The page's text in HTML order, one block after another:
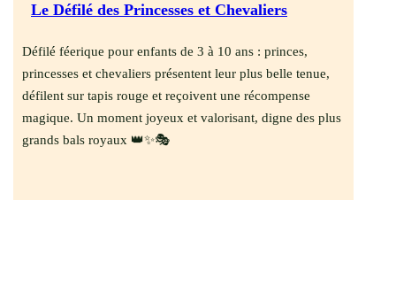
Le Défilé des Princesses et Chevaliers
Défilé féerique pour enfants de 3 à 10 ans : princes,
princesses et chevaliers présentent leur plus belle tenue,
défilent sur tapis rouge et reçoivent une récompense
magique. Un moment joyeux et valorisant, digne des plus
grands bals royaux 👑✨🎭